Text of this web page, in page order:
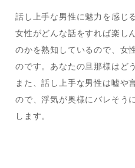
話し上手な男性に魅力を感じ
女性がどんな話をすれば楽し
のかを熟知しているので、女
のです。あなたの旦那様はど
また、話し上手な男性は嘘や
ので、浮気が奥様にバレそう
します。